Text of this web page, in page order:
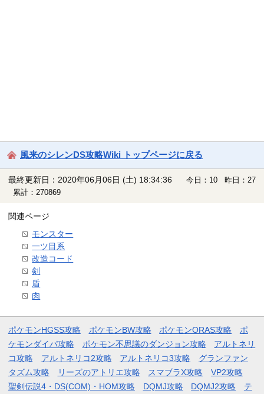
風来のシレンDS攻略Wiki トップページに戻る
最終更新日：2020年06月06日 (土) 18:34:36
今日：10 昨日：27
累計：270869
関連ページ
モンスター
一ツ目系
改造コード
剣
盾
肉
ポケモンHGSS攻略 ポケモンBW攻略 ポケモンORAS攻略
ポ
ケモンダイパ攻略
ポケモン不思議のダンジョン攻略
アルトネリ
コ攻略
アルトネリコ2攻略 アルトネリコ3攻略
グランファン
タズム攻略
リーズのアトリエ攻略 スマブラX攻略
VP2攻略
聖剣伝説4・DS(COM)・HOM攻略
DQMJ攻略 DQMJ2攻略 テ